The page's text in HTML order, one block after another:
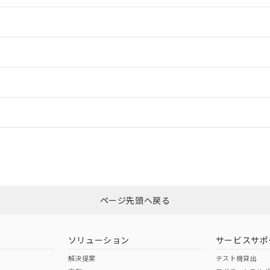
ダウンロードはこちら
（日本
（アメリカ
ページ先頭へ戻る
ソリューション
解決提案
サービスサポ
テスト機貸出